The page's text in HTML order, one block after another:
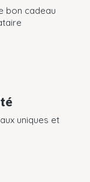
bon cadeau
uniques et